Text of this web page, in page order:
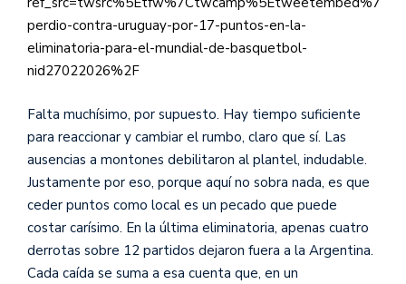
perdio-contra-uruguay-por-17-puntos-en-la-
eliminatoria-para-el-mundial-de-basquetbol-
nid27022026%2F
Falta muchísimo, por supuesto. Hay tiempo suficiente
para reaccionar y cambiar el rumbo, claro que sí. Las
ausencias a montones debilitaron al plantel, indudable.
Justamente por eso, porque aquí no sobra nada, es que
ceder puntos como local es un pecado que puede
costar carísimo. En la última eliminatoria, apenas cuatro
derrotas sobre 12 partidos dejaron fuera a la Argentina.
Cada caída se suma a esa cuenta que, en un